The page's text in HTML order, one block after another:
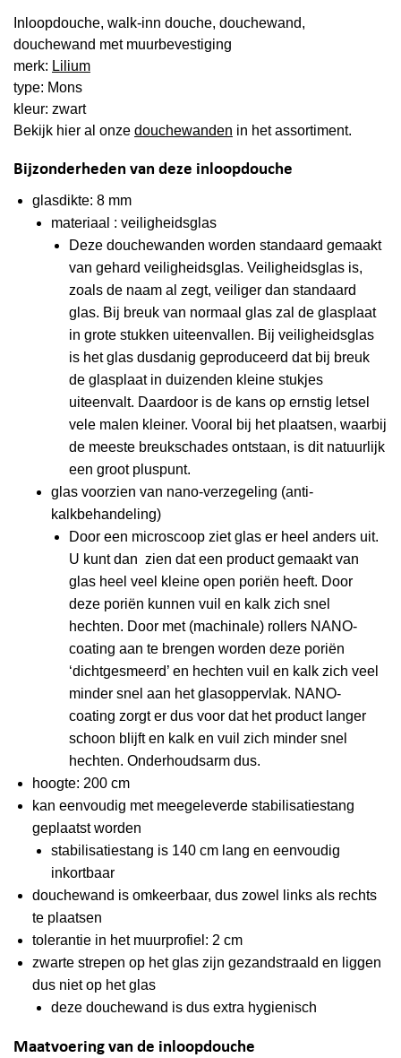
Inloopdouche, walk-inn douche, douchewand,
douchewand met muurbevestiging
merk: Lilium
type: Mons
kleur: zwart
Bekijk hier al onze douchewanden in het assortiment.
Bijzonderheden van deze inloopdouche
glasdikte: 8 mm
materiaal : veiligheidsglas
Deze douchewanden worden standaard gemaakt
van gehard veiligheidsglas. Veiligheidsglas is,
zoals de naam al zegt, veiliger dan standaard
glas. Bij breuk van normaal glas zal de glasplaat
in grote stukken uiteenvallen. Bij veiligheidsglas
is het glas dusdanig geproduceerd dat bij breuk
de glasplaat in duizenden kleine stukjes
uiteenvalt. Daardoor is de kans op ernstig letsel
vele malen kleiner. Vooral bij het plaatsen, waarbij
de meeste breukschades ontstaan, is dit natuurlijk
een groot pluspunt.
glas voorzien van nano-verzegeling (anti-
kalkbehandeling)
Door een microscoop ziet glas er heel anders uit.
U kunt dan zien dat een product gemaakt van
glas heel veel kleine open poriën heeft. Door
deze poriën kunnen vuil en kalk zich snel
hechten. Door met (machinale) rollers NANO-
coating aan te brengen worden deze poriën
‘dichtgesmeerd’ en hechten vuil en kalk zich veel
minder snel aan het glasoppervlak. NANO-
coating zorgt er dus voor dat het product langer
schoon blijft en kalk en vuil zich minder snel
hechten. Onderhoudsarm dus.
hoogte: 200 cm
kan eenvoudig met meegeleverde stabilisatiestang
geplaatst worden
stabilisatiestang is 140 cm lang en eenvoudig
inkortbaar
douchewand is omkeerbaar, dus zowel links als rechts
te plaatsen
tolerantie in het muurprofiel: 2 cm
zwarte strepen op het glas zijn gezandstraald en liggen
dus niet op het glas
deze douchewand is dus extra hygienisch
Maatvoering van de inloopdouche